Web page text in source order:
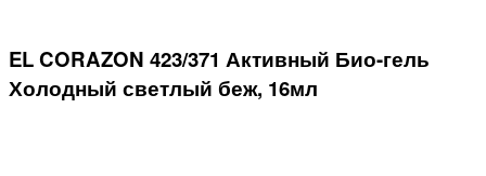
EL CORAZON 423/371 Активный Био-гель
Холодный светлый беж, 16мл